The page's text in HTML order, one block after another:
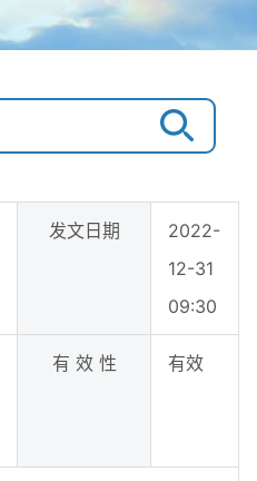
发文日期
2022-
12-31
09:30
有 效 性 有效